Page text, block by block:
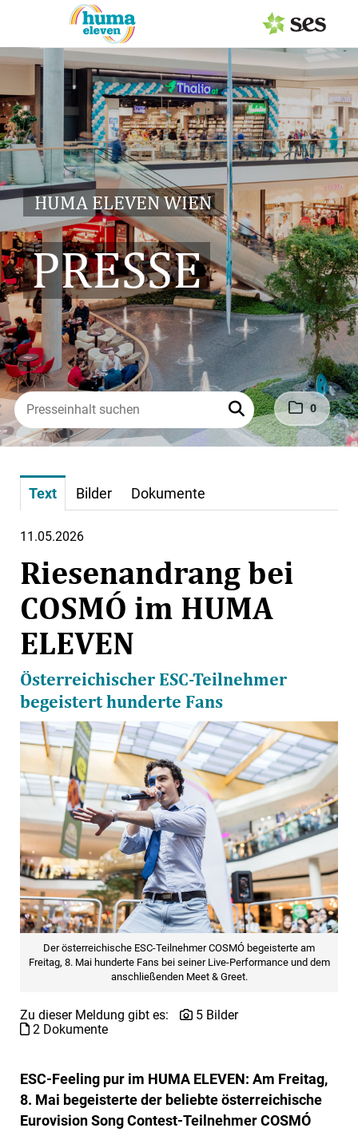
0
HUMA ELEVEN WIEN
PRESSE
PRESSEAUSSENDUNGEN
Center & Marken
Services
Events
MEDIAGALERIE
PRESSEKONTAKT
Text Bilder Dokumente
11.05.2026
Riesenandrang bei
COSMÓ im HUMA
ELEVEN
Österreichischer ESC-Teilnehmer
begeistert hunderte Fans
Der österreichische ESC-Teilnehmer COSMÓ begeisterte am
Freitag, 8. Mai hunderte Fans bei seiner Live-Performance und dem
anschließenden Meet & Greet.
Zu dieser Meldung gibt es:
5 Bilder
2 Dokumente
ESC-Feeling pur im HUMA ELEVEN: Am Freitag,
8. Mai begeisterte der beliebte österreichische
Eurovision Song Contest-Teilnehmer COSMÓ